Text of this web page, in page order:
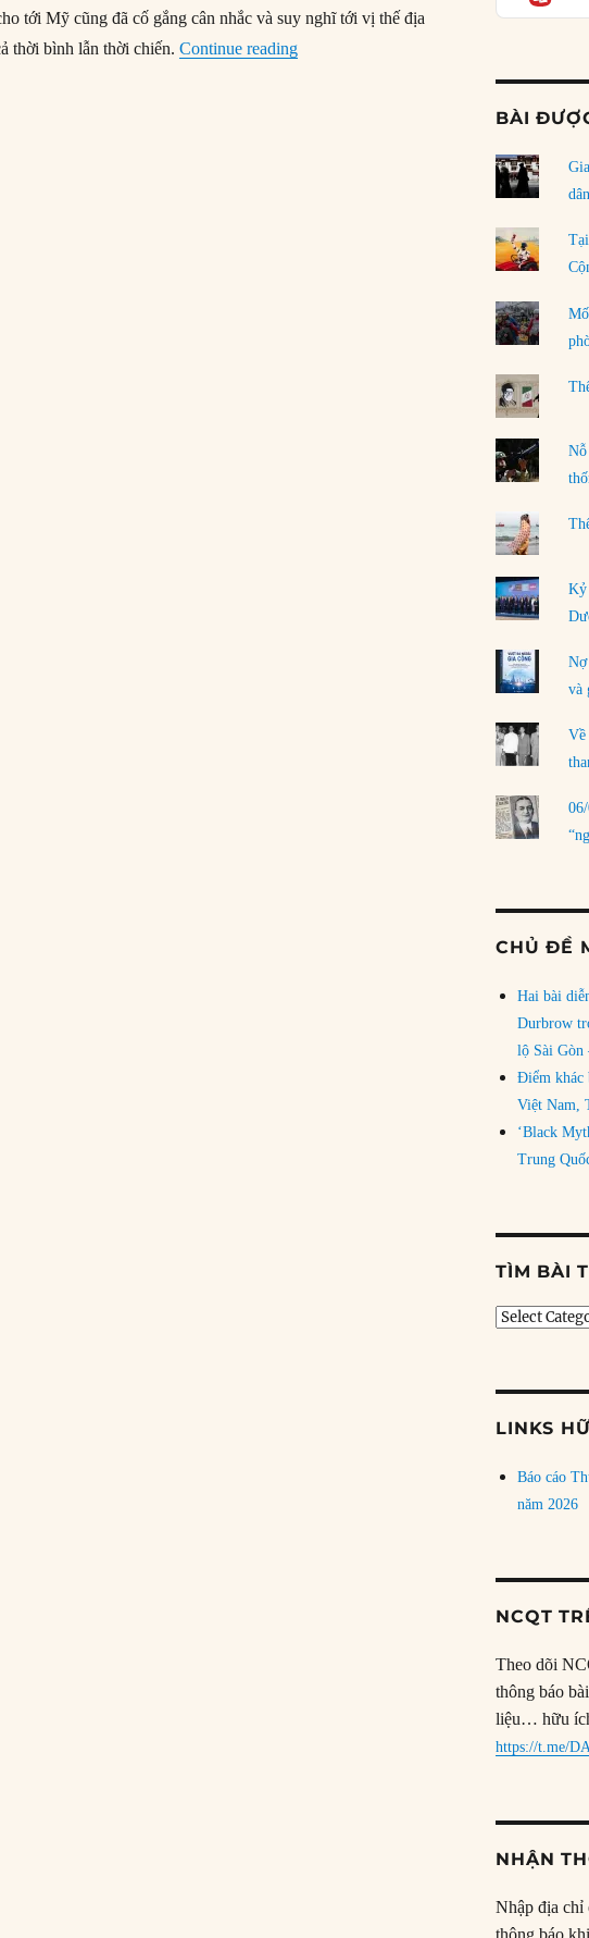
tới Mỹ cũng đã cố gắng cân nhắc và suy nghĩ tới vị thế địa
thời bình lẫn thời chiến.Continue reading“Các chuỗi đảo và chiến lược quốc phòng
03/08/
Đặt cược
rủi ro
02/08/
Làm thế
01/08/
Chiến lược
31/07/2026
Trật tự thế
phải chịu
30/07/2026
BÀI
Nỗ
Kỷ
Nợ
và
Về
CHỦ ĐỀ
Hai bài
Durbrow
lộ Sài Gòn
Điểm khác
Việt Nam,
‘Black
Trung
TÌM BÀI
Tìm
LINKS
Báo cáo
năm 2026
NCQT
Theo dõi
thông báo
liệu… hữu
https://t.me/
NHẬN
Nhập địa chỉ